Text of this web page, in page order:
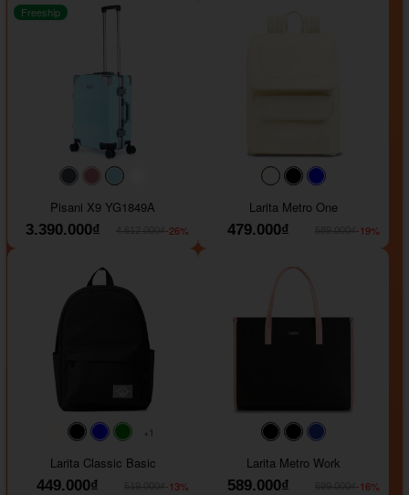
#40454a#b76e79
Freeship
Pisani X9 YG1849A
3.390.000₫
-26%
#faf0e6#000000
Larita Metro One
479.000₫
-19%
#faf0e6#000000#0000FF
+1
Larita Classic Basic
449.000₫
-13%
#000000#000000
Larita Metro Work
589.000₫
-16%